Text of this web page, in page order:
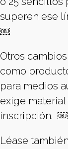
superen ese
￼
Otros
como
para medios
exige
inscripción. ￼
Léase